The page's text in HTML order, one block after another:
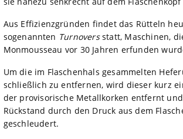
Aus Effizienzgründen findet das Rütteln
sogenannten Turnoversstatt, Maschinen,
Monmousseau vor 30 Jahren erfunden
Um die im Flaschenhals gesammelten
schließlich zu entfernen, wird dieser kurz
der provisorische Metallkorken entfernt
Rückstand durch den Druck aus dem
geschleudert.